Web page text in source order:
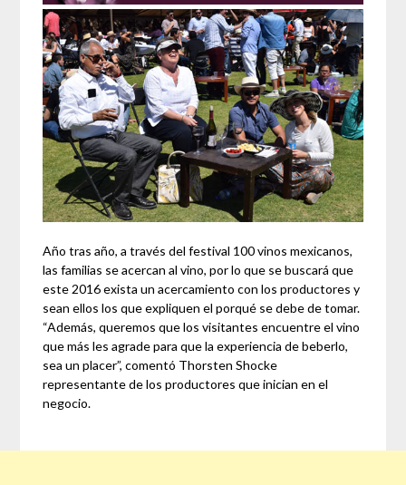
Año tras año, a través del festival 100 vinos mexicanos,
las familias se acercan al vino, por lo que se buscará que
este 2016 exista un acercamiento con los productores y
sean ellos los que expliquen el porqué se debe de tomar.
“Además, queremos que los visitantes encuentre el vino
que más les agrade para que la experiencia de beberlo,
sea un placer”, comentó Thorsten Shocke
representante de los productores que inician en el
negocio.